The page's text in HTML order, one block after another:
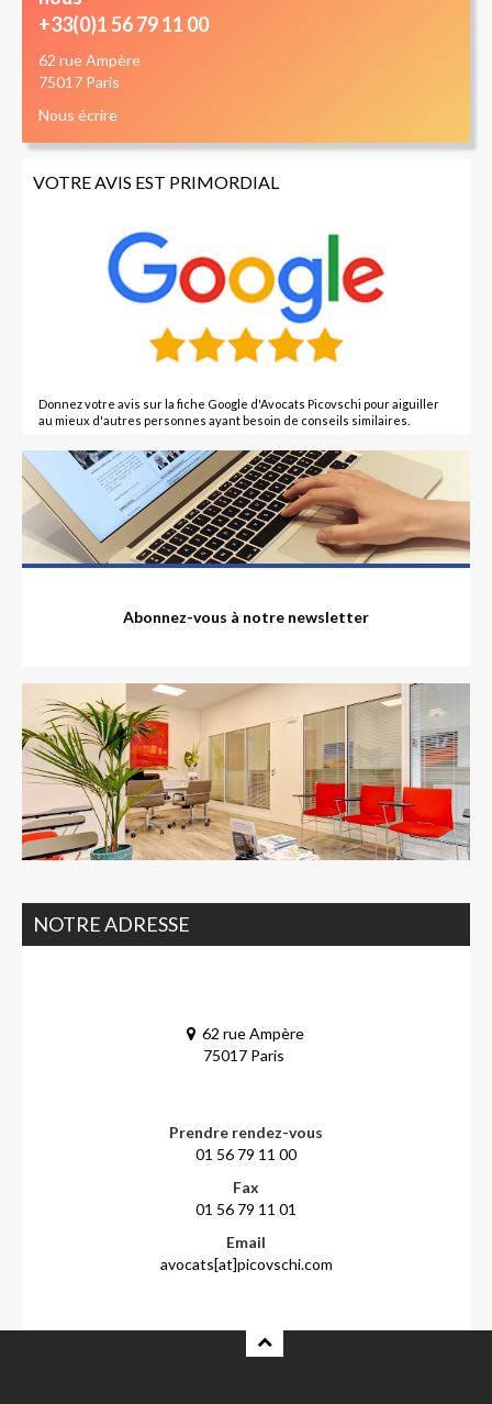
+33(0)1 56 79 11 00
62 rue Ampère
75017 Paris
Nous écrire
VOTRE AVIS EST PRIMORDIAL
Donnez votre avis sur la fiche Google d'Avocats Picovschi pour aiguiller
au mieux d'autres personnes ayant besoin de conseils similaires.
Abonnez-vous à notre newsletter
NOTRE ADRESSE
62 rue Ampère
75017 Paris
Prendre rendez-vous
01 56 79 11 00
Fax
01 56 79 11 01
Email
avocats[at]picovschi.com